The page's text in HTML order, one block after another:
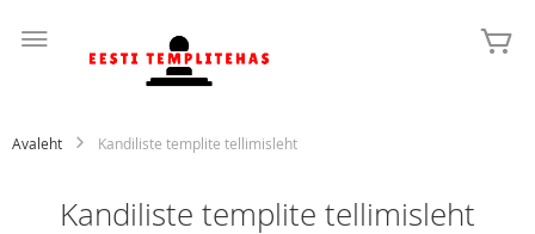
Content
Avaleht Kandiliste templite tellimisleht
Kandiliste templite tellimisleht